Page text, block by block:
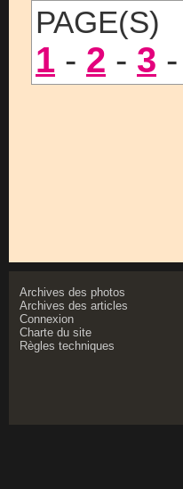
PAGE(S)
1 - 2 - 3 -
Archives des photos
Archives des articles
Connexion
Charte du site
Règles techniques